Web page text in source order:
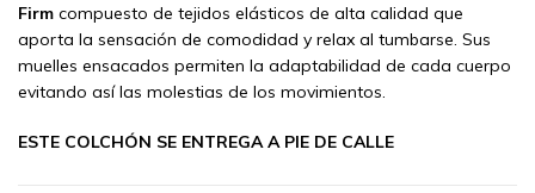
Firm compuesto de tejidos elásticos de alta calidad que
aporta la sensación de comodidad y relax al tumbarse. Sus
muelles ensacados permiten la adaptabilidad de cada cuerpo
evitando así las molestias de los movimientos.
ESTE COLCHÓN SE ENTREGA A PIE DE CALLE